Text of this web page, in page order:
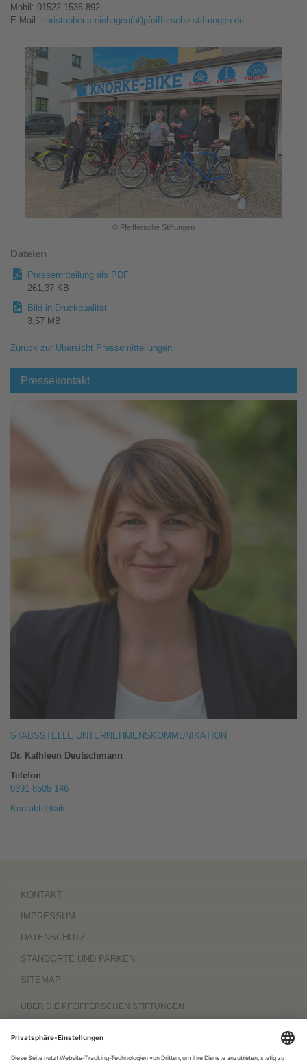
Mobil: 01522 1536 892
E-Mail: christopher.steinhagen(at)pfeiffersche-stiftungen.de
© Pfeiffersche Stiftungen
Dateien
Pressemitteilung als PDF
261,37 KB
Bild in Druckqualität
3,57 MB
Zurück zur Übersicht Pressemitteilungen
Pressekontakt
STABSSTELLE UNTERNEHMENSKOMMUNIKATION
Dr. Kathleen Deutschmann
Telefon
0391 8505 146
Kontaktdetails
KONTAKT
IMPRESSUM
DATENSCHUTZ
STANDORTE UND PARKEN
SITEMAP
ÜBER DIE PFEIFFERSCHEN STIFTUNGEN
Komplexträger und bieten